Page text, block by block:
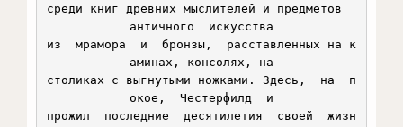
среди книг древних мыслителей и предметов
античного  искусства
из  мрамора  и  бронзы,  расставленных на к
аминах, консолях, на
столиках с выгнутыми ножками. Здесь,  на  п
окое,  Честерфилд  и
прожил  последние  десятилетия  своей  жизн